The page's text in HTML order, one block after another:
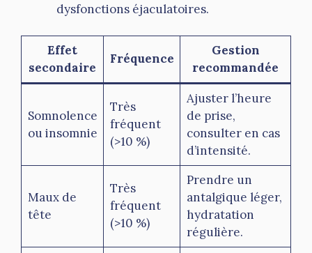
dysfonctions éjaculatoires.
Effet
secondaire
Fréquence
Gestion
recommandée
Somnolence
ou insomnie
Très
fréquent
(>10 %)
Ajuster l’heure
de prise,
consulter en cas
d’intensité.
Maux de
tête
Très
fréquent
(>10 %)
Prendre un
antalgique léger,
hydratation
régulière.